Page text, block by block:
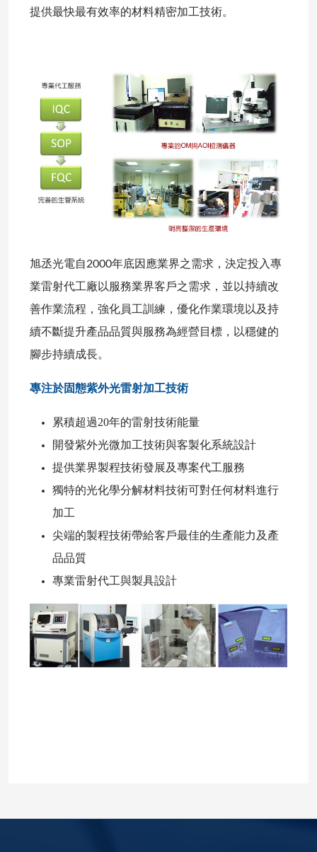
提供最快最有效率的材料精密加工技術。
旭丞光電自2000年底因應業界之需求，決定投入專
業雷射代工廠以服務業界客戶之需求，並以持續改
善作業流程，強化員工訓練，優化作業環境以及持
續不斷提升產品品質與服務為經營目標，以穩健的
腳步持續成長。
專注於固態紫外光雷射加工技術
累積超過20年的雷射技術能量
開發紫外光微加工技術與客製化系統設計
提供業界製程技術發展及專案代工服務
獨特的光化學分解材料技術可對任何材料進行
加工
尖端的製程技術帶給客戶最佳的生產能力及產
品品質
專業雷射代工與製具設計